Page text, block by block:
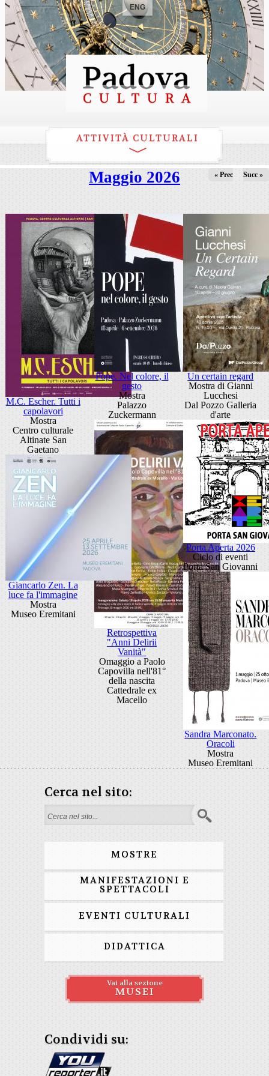
ENG
ATTIVITÀ CULTURALI
Maggio 2026 « Prec Succ »
M.C. Escher. Tutti i
capolavori
Mostra
Centro culturale
Altinate San
Gaetano
Pope. Nel colore, il
gesto
Mostra
Palazzo
Zuckermann
Un certain regard
Mostra di Gianni
Lucchesi
Dal Pozzo Galleria
d'arte
Retrospettiva
"Anni Delirii
Vanità"
Omaggio a Paolo
Capovilla nell'81°
della nascita
Cattedrale ex
Macello
Porta Aperta 2026
Ciclo di eventi
Porta San Giovanni
Giancarlo Zen. La
luce fa l'immagine
Mostra
Museo Eremitani
Sandra Marconato.
Oracoli
Mostra
Museo Eremitani
Cerca nel sito:
Form di ricerca
MOSTRE
MANIFESTAZIONI E
SPETTACOLI
EVENTI CULTURALI
DIDATTICA
Vai alla sezione
MUSEI
Condividi su: